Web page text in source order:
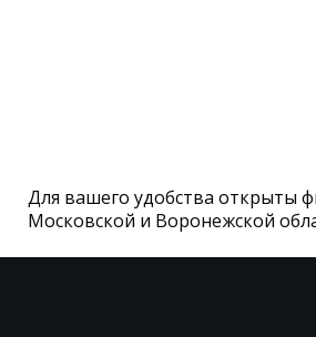
Для вашего удобства открыты
Московской и Воронежской